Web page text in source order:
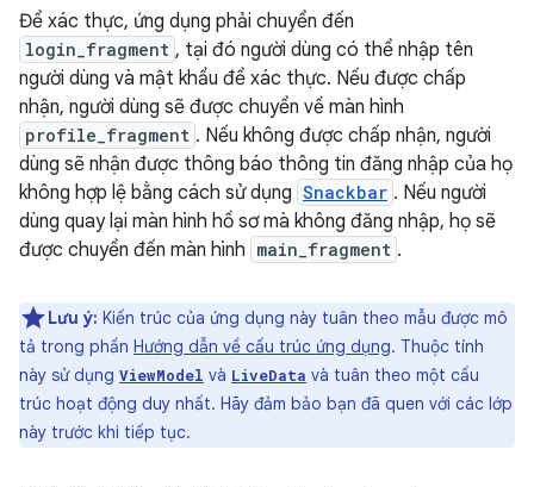
Để xác thực, ứng dụng phải chuyển đến
login_fragment , tại đó người dùng có thể nhập tên
người dùng và mật khẩu để xác thực. Nếu được chấp
nhận, người dùng sẽ được chuyển về màn hình
profile_fragment . Nếu không được chấp nhận, người
dùng sẽ nhận được thông báo thông tin đăng nhập của họ
không hợp lệ bằng cách sử dụng Snackbar . Nếu người
dùng quay lại màn hình hồ sơ mà không đăng nhập, họ sẽ
được chuyển đến màn hình main_fragment .
Lưu ý: Kiến trúc của ứng dụng này tuân theo mẫu được mô
tả trong phần Hướng dẫn về cấu trúc ứng dụng. Thuộc tính
này sử dụng ViewModel và LiveData và tuân theo một cấu
trúc hoạt động duy nhất. Hãy đảm bảo bạn đã quen với các lớp
này trước khi tiếp tục.